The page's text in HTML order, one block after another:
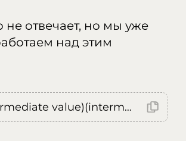
не отвечает, но мы уже
над этим
Error: (intermediate value)(intermediate value)(intermediate value).replaceAll is not a function